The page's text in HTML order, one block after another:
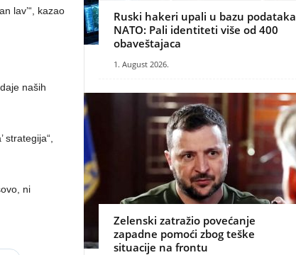
lav’“, kazao
naših
strategija“,
ni
Ruski hakeri upali u bazu podataka
NATO: Pali identiteti više od 400
obaveštajaca
1. August 2026.
Zelenski zatražio povećanje
zapadne pomoći zbog teške
situacije na frontu